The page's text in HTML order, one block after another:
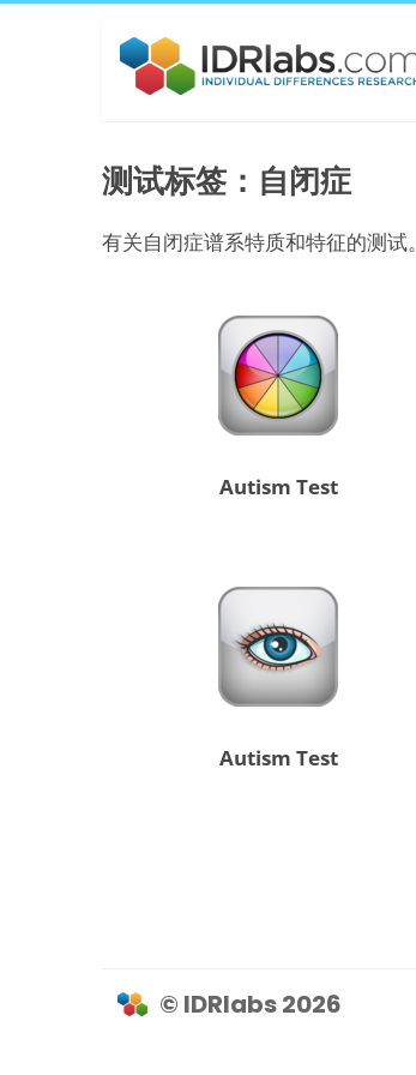
测试标签：自闭症
有关自闭症谱系特质和特征的测试。
Autism Test
Autism Test
© IDRlabs 2026